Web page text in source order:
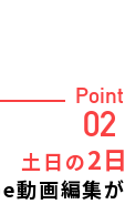
Point
02
土日の2
動画編集